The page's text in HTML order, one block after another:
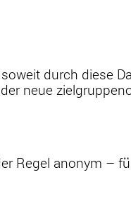
durch diese
neue
Regel anonym –